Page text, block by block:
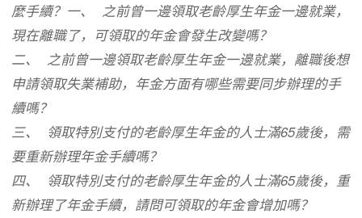
麼手續？一、 之前曾一邊領取老齡厚生年金一邊就業，
現在離職了，可領取的年金會發生改變嗎？
二、 之前曾一邊領取老齡厚生年金一邊就業，離職後想
申請領取失業補助，年金方面有哪些需要同步辦理的手
續嗎？
三、 領取特別支付的老齡厚生年金的人士滿65歲後，需
要重新辦理年金手續嗎？
四、 領取特別支付的老齡厚生年金的人士滿65歲後，重
新辦理了年金手續，請問可領取的年金會增加嗎？